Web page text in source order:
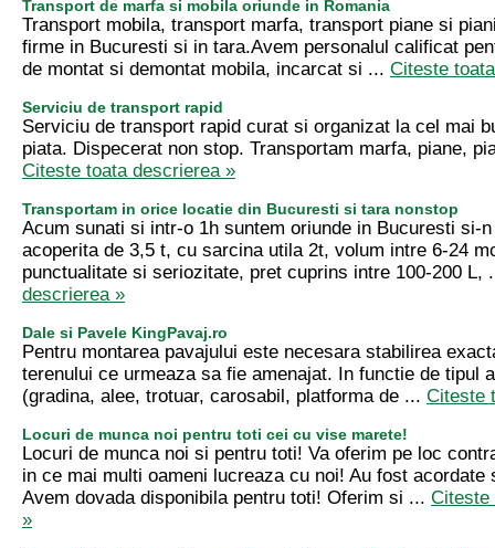
Transport de marfa si mobila oriunde in Romania
Transport mobila, transport marfa, transport piane si
firme in Bucuresti si in tara.Avem personalul calificat
de montat si demontat mobila, incarcat si ... Citeste
Serviciu de transport rapid
Serviciu de transport rapid curat si organizat la cel mai
piata. Dispecerat non stop. Transportam marfa, piane,
Citeste toata descrierea »
Transportam in orice locatie din Bucuresti si tara nonstop
Acum sunati si intr-o 1h suntem oriunde in Bucuresti si-
acoperita de 3,5 t, cu sarcina utila 2t, volum intre 6-24
punctualitate si seriozitate, pret cuprins intre 100-200 L,
descrierea »
Dale si Pavele KingPavaj.ro
Pentru montarea pavajului este necesara stabilirea
terenului ce urmeaza sa fie amenajat. In functie de tipul
(gradina, alee, trotuar, carosabil, platforma de ... Citeste
Locuri de munca noi pentru toti cei cu vise marete!
Locuri de munca noi si pentru toti! Va oferim pe loc
in ce mai multi oameni lucreaza cu noi! Au fost acordate
Avem dovada disponibila pentru toti! Oferim si ... Citeste
»